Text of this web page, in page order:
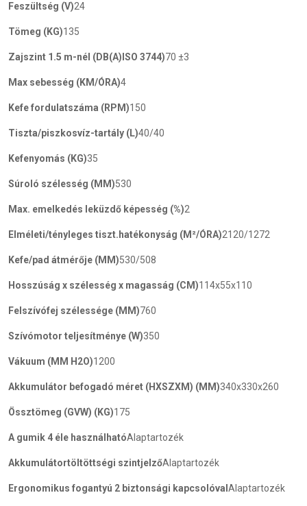
Feszültség (V)24
Tömeg (KG)135
Zajszint 1.5 m-nél (DB(A)ISO 3744)70 ±3
Max sebesség (KM/ÓRA)4
Kefe fordulatszáma (RPM)150
Tiszta/piszkosvíz-tartály (L)40/40
Kefenyomás (KG)35
Súroló szélesség (MM)530
Max. emelkedés leküzdő képesség (%)2
Elméleti/tényleges tiszt.hatékonyság (M²/ÓRA)2120/1272
Kefe/pad átmérője (MM)530/508
Hosszúság x szélesség x magasság (CM)114x55x110
Felszívófej szélessége (MM)760
Szívómotor teljesítménye (W)350
Vákuum (MM H2O)1200
Akkumulátor befogadó méret (HXSZXM) (MM)340x330x260
Össztömeg (GVW) (KG)175
A gumik 4 éle használhatóAlaptartozék
Akkumulátortöltöttségi szintjelzőAlaptartozék
Ergonomikus fogantyú 2 biztonsági kapcsolóval Alaptartozék